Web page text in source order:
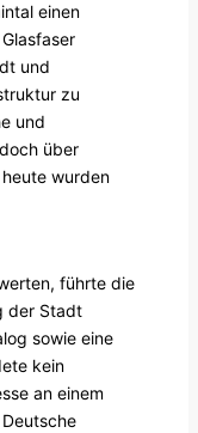
einen
und
zu
und
über
wurden
führte die
der Stadt
sowie eine
kein
an einem